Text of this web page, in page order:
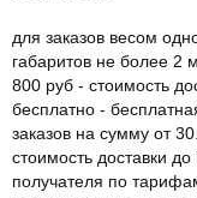
для заказов весом
габаритов не более 2 м
800 руб - стоимость
бесплатно -
заказов на сумму от
стоимость доставки
получателя по